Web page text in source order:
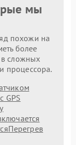
мы
похожи на
более
сложных
процессора.
GPS
Перегрев